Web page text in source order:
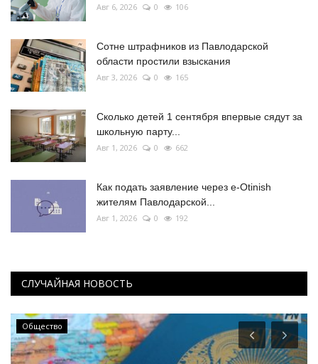
Авг 6, 2026 0 106
Сотне штрафников из Павлодарской
области простили взыскания
Авг 3, 2026 0 165
Сколько детей 1 сентября впервые сядут за
школьную парту...
Авг 1, 2026 0 662
Как подать заявление через e-Otinish
жителям Павлодарской...
Авг 1, 2026 0 192
СЛУЧАЙНАЯ НОВОСТЬ
Общество